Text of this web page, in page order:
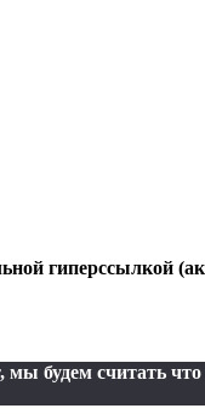
гиперссылкой
будем считать что